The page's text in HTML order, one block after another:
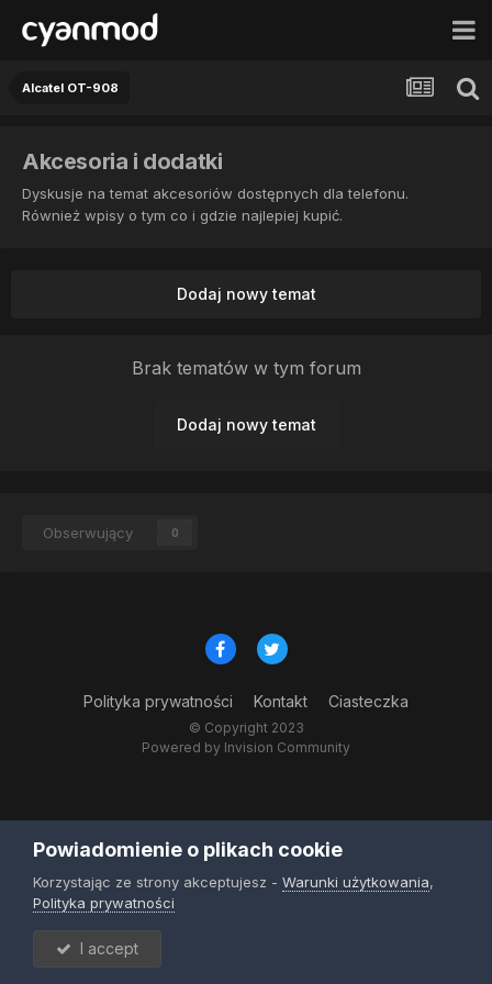
Alcatel OT-908
Akcesoria i dodatki
Dyskusje na temat akcesoriów dostępnych dla telefonu.
Również wpisy o tym co i gdzie najlepiej kupić.
Dodaj nowy temat
Brak tematów w tym forum
Dodaj nowy temat
Obserwujący 0
Polityka prywatności Kontakt Ciasteczka
© Copyright 2023
Powered by Invision Community
Powiadomienie o plikach cookie
Korzystając ze strony akceptujesz - Warunki użytkowania,
Polityka prywatności
I accept